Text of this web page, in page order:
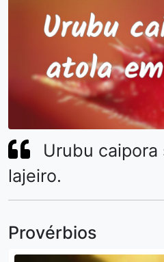
Urubu caipora
lajeiro.
Provérbios